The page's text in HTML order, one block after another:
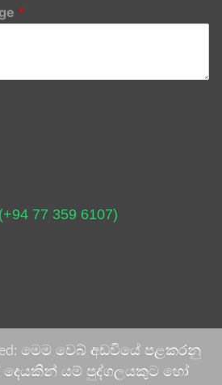
*
77 359 6107)
මෙම වෙබ් අඩවියේ පළකරනු
යම් පුද්ගලයකුට හෝ